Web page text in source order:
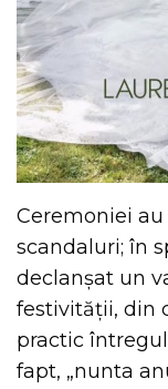
Ceremoniei
scandaluri; în
declanșat un
festivității, din
practic
fapt, „nunta